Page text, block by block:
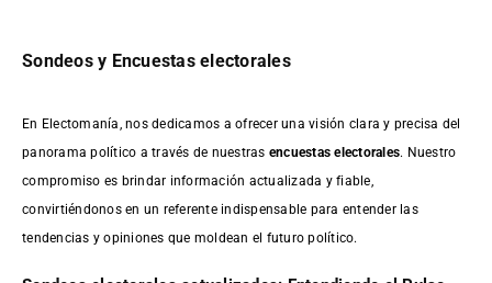
Sondeos y Encuestas electorales
En Electomanía, nos dedicamos a ofrecer una visión clara y precisa del
panorama político a través de nuestras encuestas electorales. Nuestro
compromiso es brindar información actualizada y fiable,
convirtiéndonos en un referente indispensable para entender las
tendencias y opiniones que moldean el futuro político.